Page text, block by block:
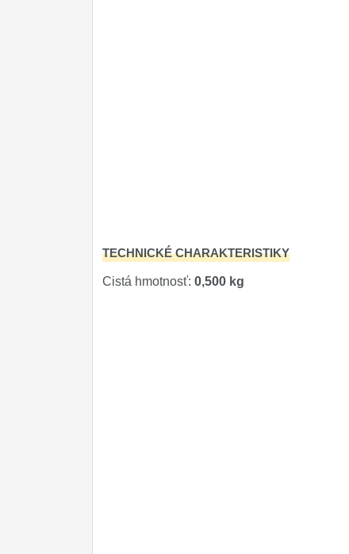
TECHNICKÉ CHARAKTERISTIKY
Cistá hmotnosť: 0,500 kg